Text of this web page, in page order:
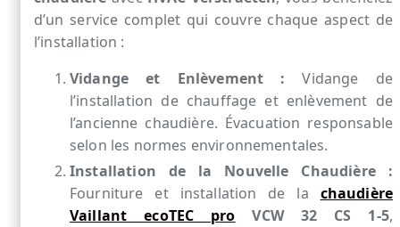
d’un service complet qui couvre chaque aspect de
l’installation :
Vidange et Enlèvement : Vidange de
l’installation de chauffage et enlèvement de
l’ancienne chaudière. Évacuation responsable
selon les normes environnementales.
Installation de la Nouvelle Chaudière :
Fourniture et installation de la chaudière
Vaillant ecoTEC pro VCW 32 CS 1-5,